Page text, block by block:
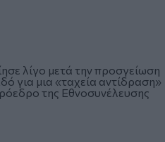
λίγο μετά την προσγείωση
για μια «ταχεία αντίδραση»
της Εθνοσυνέλευσης